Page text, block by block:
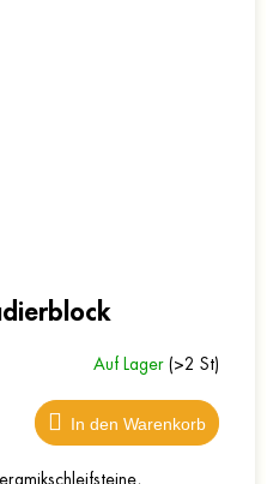
Auf Lager (>2 St)
In den Warenkorb